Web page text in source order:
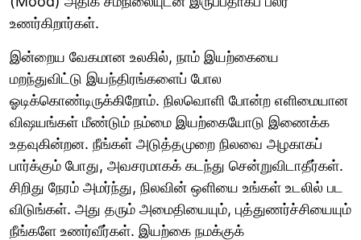
உணர்கிறார்கள்.
இன்றைய வேகமான உலகில், நாம் இயற்கையை
மறந்துவிட்டு இயந்திரங்களைப் போல
ஓடிக்கொண்டிருக்கிறோம். நிலவொளி போன்ற எளிமையான
விஷயங்கள் மீண்டும் நம்மை இயற்கையோடு இணைக்க
உதவுகின்றன. நீங்கள் அடுத்தமுறை நிலவை அழகாகப்
பார்க்கும் போது, அவசரமாகக் கடந்து சென்றுவிடாதீர்கள்.
சிறிது நேரம் அமர்ந்து, நிலவின் ஒளியை உங்கள் உடலில் பட
விடுங்கள். அது தரும் அமைதியையும், புத்துணர்ச்சியையும்
நீங்களே உணர்வீர்கள். இயற்கை நமக்குக்